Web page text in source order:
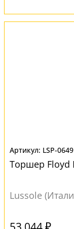
LSP-0649
Торшер Floyd
Lussole